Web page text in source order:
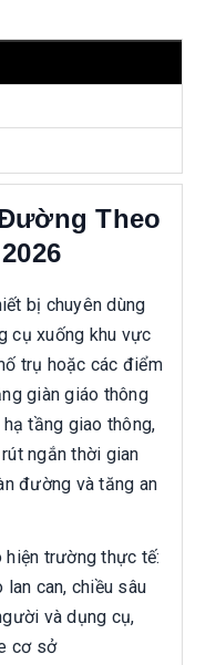
Theo
bị chuyên dùng
cụ xuống khu vực
trụ hoặc các điểm
giàn giáo thông
tầng giao thông,
ngắn thời gian
đường và tăng an
trường thực tế:
lan can, chiều sâu
và dụng cụ,
cơ sở